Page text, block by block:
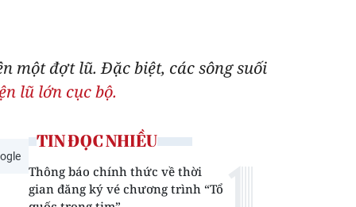
một đợt lũ. Đặc biệt, các sông suối
lũ lớn cục bộ.
TIN ĐỌC NHIỀU
Thông báo chính thức về thời
gian đăng ký vé chương trình “Tổ